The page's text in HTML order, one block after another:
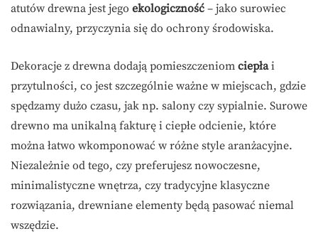
atutów drewna jest jego ekologiczność – jako surowiec
odnawialny, przyczynia się do ochrony środowiska.
Dekoracje z drewna dodają pomieszczeniom ciepłai
przytulności, co jest szczególnie ważne w miejscach, gdzie
spędzamy dużo czasu, jak np. salony czy sypialnie. Surowe
drewno ma unikalną fakturę i ciepłe odcienie, które
można łatwo wkomponować w różne style aranżacyjne.
Niezależnie od tego, czy preferujesz nowoczesne,
minimalistyczne wnętrza, czy tradycyjne klasyczne
rozwiązania, drewniane elementy będą pasować niemal
wszędzie.